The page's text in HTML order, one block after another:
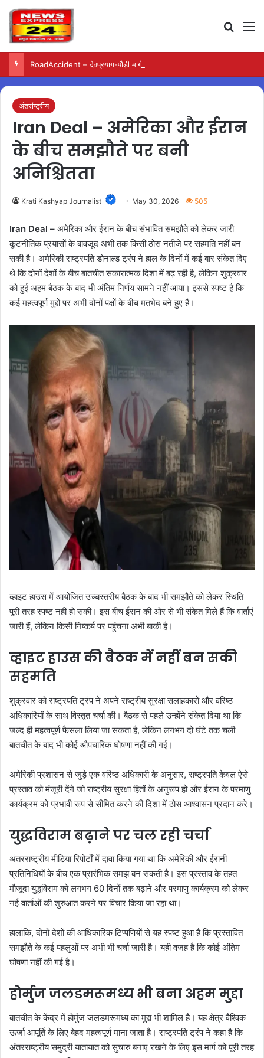
अंतर्राष्ट्रीय
Iran Deal – अमेरिका और ईरान
के बीच समझौते पर बनी
अनिश्चितता
Krati Kashyap Journalist May 30, 2026 505
Iran Deal – अमेरिका और ईरान के बीच संभावित समझौते को लेकर जारी
कूटनीतिक प्रयासों के बावजूद अभी तक किसी ठोस नतीजे पर सहमति नहीं बन
सकी है। अमेरिकी राष्ट्रपति डोनाल्ड ट्रंप ने हाल के दिनों में कई बार संकेत दिए
थे कि दोनों देशों के बीच बातचीत सकारात्मक दिशा में बढ़ रही है, लेकिन शुक्रवार
को हुई अहम बैठक के बाद भी अंतिम निर्णय सामने नहीं आया। इससे स्पष्ट है कि
कई महत्वपूर्ण मुद्दों पर अभी दोनों पक्षों के बीच मतभेद बने हुए हैं।
व्हाइट हाउस में आयोजित उच्चस्तरीय बैठक के बाद भी समझौते को लेकर स्थिति
पूरी तरह स्पष्ट नहीं हो सकी। इस बीच ईरान की ओर से भी संकेत मिले हैं कि वार्ताएं
जारी हैं, लेकिन किसी निष्कर्ष पर पहुंचना अभी बाकी है।
व्हाइट हाउस की बैठक में नहीं बन सकी
सहमति
शुक्रवार को राष्ट्रपति ट्रंप ने अपने राष्ट्रीय सुरक्षा सलाहकारों और वरिष्ठ
अधिकारियों के साथ विस्तृत चर्चा की। बैठक से पहले उन्होंने संकेत दिया था कि
जल्द ही महत्वपूर्ण फैसला लिया जा सकता है, लेकिन लगभग दो घंटे तक चली
बातचीत के बाद भी कोई औपचारिक घोषणा नहीं की गई।
अमेरिकी प्रशासन से जुड़े एक वरिष्ठ अधिकारी के अनुसार, राष्ट्रपति केवल ऐसे
प्रस्ताव को मंजूरी देंगे जो राष्ट्रीय सुरक्षा हितों के अनुरूप हो और ईरान के परमाणु
कार्यक्रम को प्रभावी रूप से सीमित करने की दिशा में ठोस आश्वासन प्रदान करे।
युद्धविराम बढ़ाने पर चल रही चर्चा
अंतरराष्ट्रीय मीडिया रिपोर्टों में दावा किया गया था कि अमेरिकी और ईरानी
प्रतिनिधियों के बीच एक प्रारंभिक समझ बन सकती है। इस प्रस्ताव के तहत
मौजूदा युद्धविराम को लगभग 60 दिनों तक बढ़ाने और परमाणु कार्यक्रम को लेकर
नई वार्ताओं की शुरुआत करने पर विचार किया जा रहा था।
हालांकि, दोनों देशों की आधिकारिक टिप्पणियों से यह स्पष्ट हुआ है कि प्रस्तावित
समझौते के कई पहलुओं पर अभी भी चर्चा जारी है। यही वजह है कि कोई अंतिम
घोषणा नहीं की गई है।
होर्मुज जलडमरूमध्य भी बना अहम मुद्दा
बातचीत के केंद्र में होर्मुज जलडमरूमध्य का मुद्दा भी शामिल है। यह क्षेत्र वैश्विक
ऊर्जा आपूर्ति के लिए बेहद महत्वपूर्ण माना जाता है। राष्ट्रपति ट्रंप ने कहा है कि
अंतरराष्ट्रीय समुद्री यातायात को सुचारु बनाए रखने के लिए इस मार्ग को पूरी तरह